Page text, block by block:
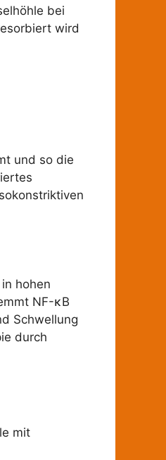
bei
wird
und so die
hohen
NF-κB
Schwellung
durch
mit